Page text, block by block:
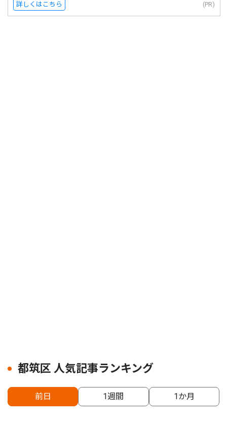
詳しくはこちら (PR)
都筑区 人気記事ランキング
前日 1週間 1か月